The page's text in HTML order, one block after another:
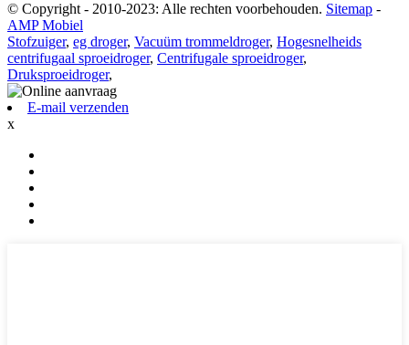
© Copyright - 2010-2023: Alle rechten voorbehouden. Sitemap -
AMP Mobiel
Stofzuiger, eg droger, Vacuüm trommeldroger, Hogesnelheids
centrifugaal sproeidroger, Centrifugale sproeidroger,
Druksproeidroger,
E-mail verzenden
x